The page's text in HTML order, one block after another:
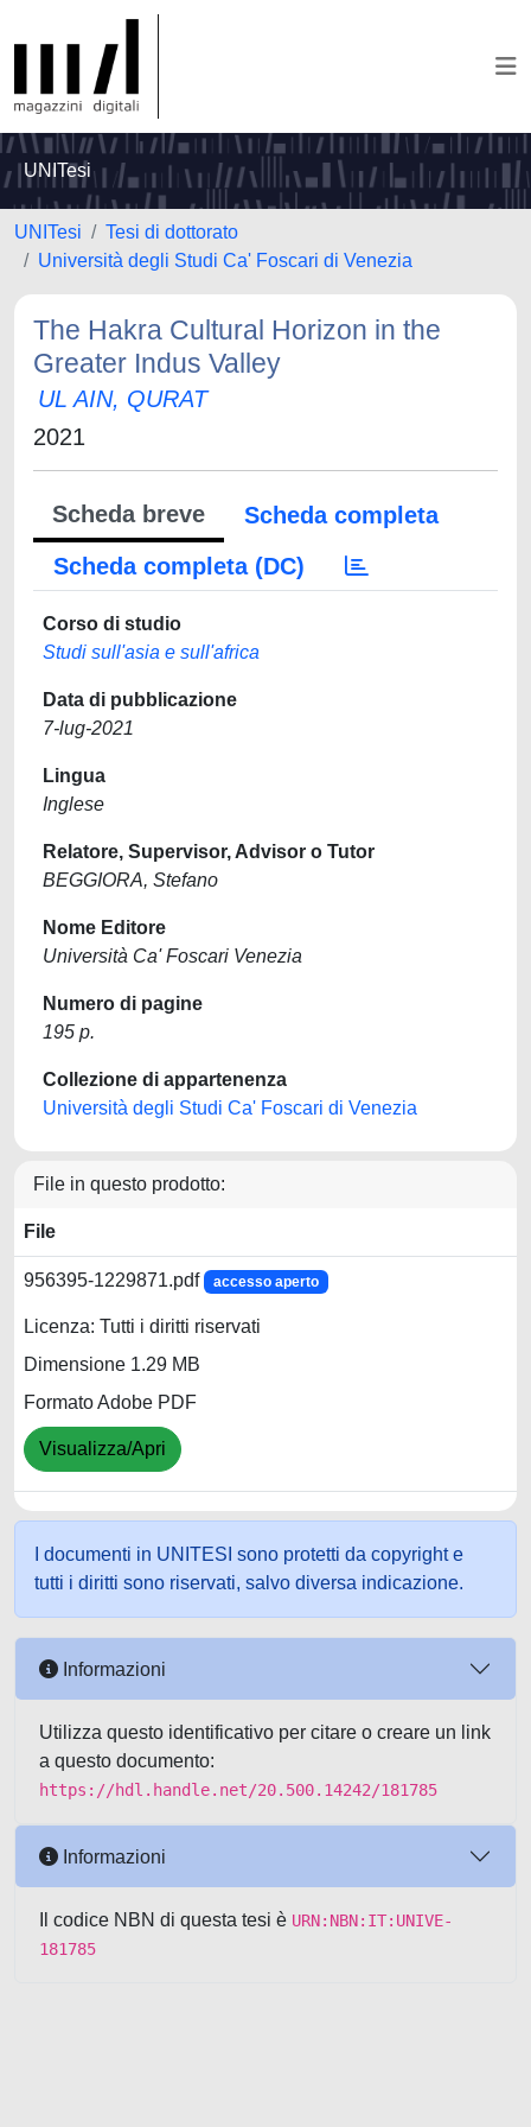
UNITesi
UNITesi
Tesi di dottorato
Università degli Studi Ca' Foscari di Venezia
The Hakra Cultural Horizon in the
Greater Indus Valley
UL AIN, QURAT
2021
Scheda breve
Scheda completa
Scheda completa (DC)
Corso di studio
Studi sull'asia e sull'africa
Data di pubblicazione
7-lug-2021
Lingua
Inglese
Relatore, Supervisor, Advisor o Tutor
BEGGIORA, Stefano
Nome Editore
Università Ca' Foscari Venezia
Numero di pagine
195 p.
Collezione di appartenenza
Università degli Studi Ca' Foscari di Venezia
File in questo prodotto:
File
956395-1229871.pdf accesso aperto
Licenza: Tutti i diritti riservati
Dimensione 1.29 MB
Formato Adobe PDF
Visualizza/Apri
I documenti in UNITESI sono protetti da copyright e
tutti i diritti sono riservati, salvo diversa indicazione.
Informazioni
Utilizza questo identificativo per citare o creare un link
a questo documento:
https://hdl.handle.net/20.500.14242/181785
Informazioni
Il codice NBN di questa tesi è URN:NBN:IT:UNIVE-
181785